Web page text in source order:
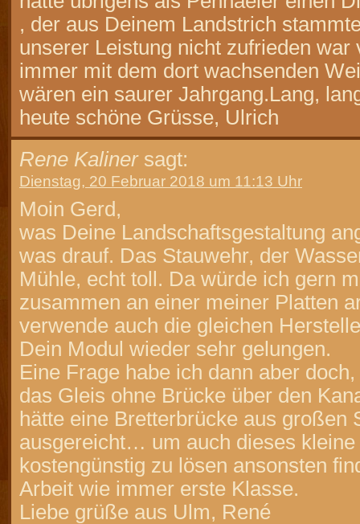
, der aus Deinem Landstrich
unserer Leistung nicht zufrieden war
immer mit dem dort wachsenden
wären ein saurer Jahrgang.Lang,
heute schöne Grüsse, Ulrich
Rene Kaliner sagt:
Dienstag, 20 Februar 2018 um 11:13 Uhr
Moin Gerd,
was Deine Landschaftsgestaltung
was drauf. Das Stauwehr, der
Mühle, echt toll. Da würde ich gern
zusammen an einer meiner Platten
verwende auch die gleichen
Dein Modul wieder sehr gelungen.
Eine Frage habe ich dann aber
das Gleis ohne Brücke über den
hätte eine Bretterbrücke aus großen
ausgereicht… um auch dieses kleine
kostengünstig zu lösen ansonsten
Arbeit wie immer erste Klasse.
Liebe grüße aus Ulm, René